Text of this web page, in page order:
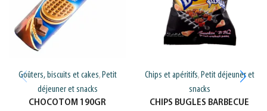
Goûters, biscuits et cakes, Petit
déjeuner et snacks
CHOCOTOM 190GR
Chips et apéritifs, Petit déjeuner et
snacks
CHIPS BUGLES BARBECUE